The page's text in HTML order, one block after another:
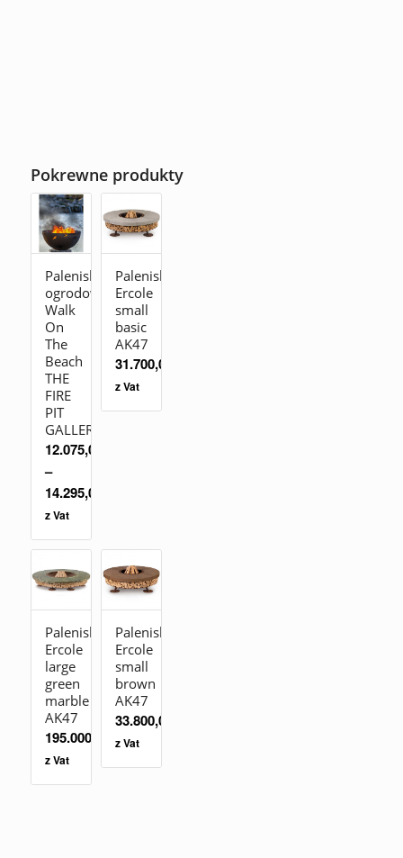
Pokrewne produkty
Palenisko
ogrodowe
Walk
On
The
Beach
THE
FIRE
PIT
GALLERY
12.075,00
–
14.295,00
z Vat
Palenisko
Ercole
small
basic
AK47
31.700,00
z Vat
Palenisko
Ercole
large
green
marble
AK47
195.000,00 zł
z Vat
Palenisko
Ercole
small
brown
AK47
33.800,00
z Vat